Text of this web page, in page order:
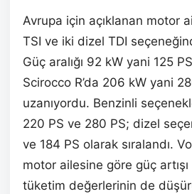
Avrupa için açıklanan motor
TSI ve iki dizel TDI
Güç aralığı 92 kW yani 125
Scirocco R’da 206 kW yani
uzanıyordu. Benzinli
220 PS ve 280 PS; dizel
ve 184 PS olarak sıralandı.
motor ailesine göre güç artışı
tüketim değerlerinin de